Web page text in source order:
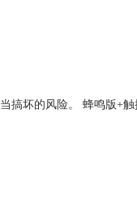
坏的风险。 蜂鸣版+